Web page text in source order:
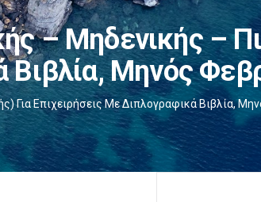
– Μηδενικής –
Βιβλία, Μηνός
Επιχειρήσεις Με Διπλογραφικά Βιβλία,